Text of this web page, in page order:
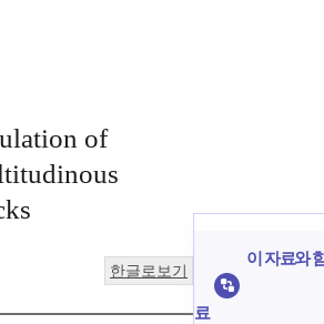
of
한글로보기
이 자료와
료